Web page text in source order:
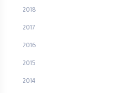
2018
2017
2016
2015
2014